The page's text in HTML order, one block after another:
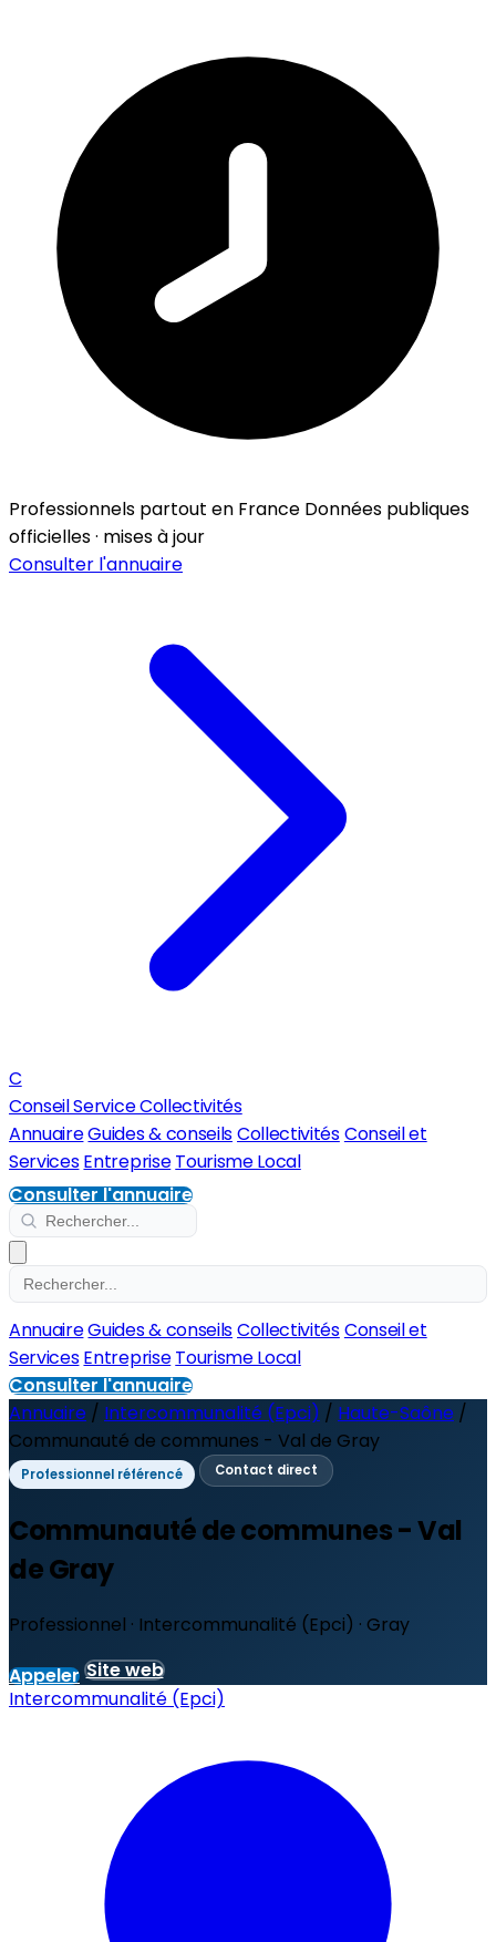
Professionnels partout en France Données publiques
officielles · mises à jour
Consulter l'annuaire
C
Conseil Service Collectivités
AnnuaireGuides & conseilsCollectivitésConseil et
ServicesEntreprise Tourisme Local
Consulter l'annuaire
AnnuaireGuides & conseilsCollectivitésConseil et
ServicesEntreprise Tourisme Local
Consulter l'annuaire
Annuaire / Intercommunalité (Epci) / Haute-Saône /
Communauté de communes - Val de Gray
Professionnel référencé Contact direct
Communauté de communes - Val
de Gray
Professionnel · Intercommunalité (Epci) · Gray
Appeler Site web
Intercommunalité (Epci)